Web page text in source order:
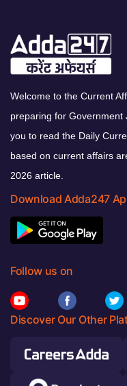
Welcome to the Current
preparing for
you to read the Daily
based on current affairs
2026 article.
Download Adda247
Follow us on
Discover Our Other